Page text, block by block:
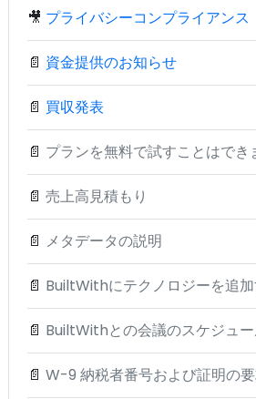
🎥 プライバシーコンプライアンス
📄 資金提供のお知らせ
📄 買収発表
📄 プランを無料で試すことはでき
📄 売上高見積もり
📄 メタデータの説明
📄 BuiltWithにテクノロジーを追
📄 BuiltWithとの会議のスケジュ
📄 W-9 納税者番号および証明の